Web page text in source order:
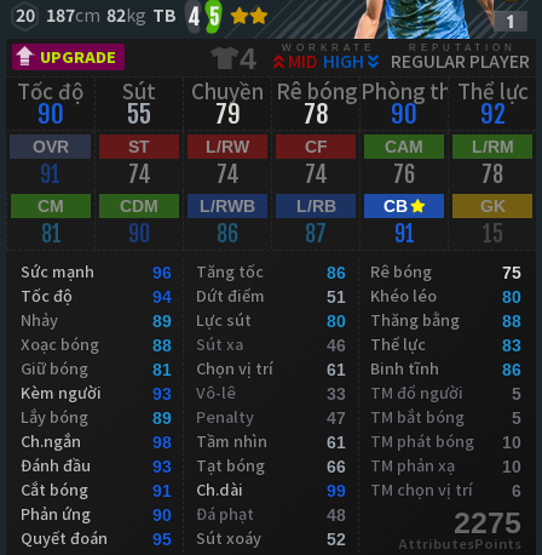
20 187cm 82kg TB 4 5
UPGRADE 4 WORKRATE
MID HIGH
REPUTATION
REGULAR PLAYER
Tốc độ
90
Sút
55
Chuyền
79
Rê bóng
78
Phòng thủ
90
Thể lực
92
OVR
91
ST
74
L/RW
74
CF
74
CAM
76
L/RM
78
CM
81
CDM
90
L/RWB
86
L/RB
87
CB
91
GK
15
Sức mạnh 96
Tốc độ 94
Nhảy 89
Xoạc bóng 88
Giữ bóng 81
Kèm người 93
Lắy bóng 89
Ch.ngắn 98
Đánh đầu 93
Cắt bóng 91
Phản ứng 90
Quyết đoán 95
Tăng tốc 86
Dứt điểm 51
Lực sút 80
Sút xa 46
Chọn vị trí 61
Vô-lê 33
Penalty 47
Tầm nhìn 61
Tạt bóng 66
Ch.dài 99
Đá phạt 48
Sút xoáy 52
Rê bóng 75
Khéo léo 80
Thăng bằng 88
Thể lực 83
Binh tĩnh 86
TM đổ người 5
TM bắt bóng 5
TM phát bóng 10
TM phản xạ 10
TM chọn vị trí 6
2275
AttributesPoints